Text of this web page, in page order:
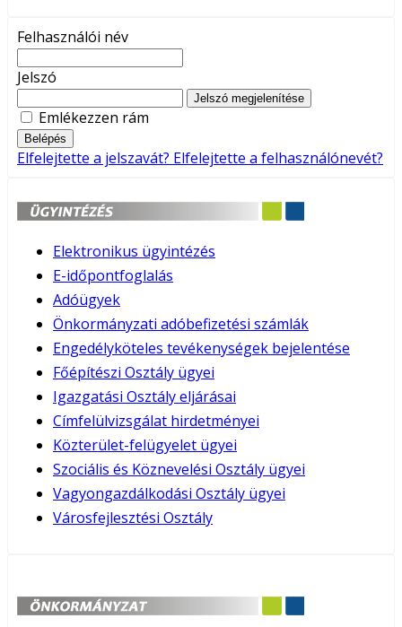
Felhasználói név
Jelszó
Jelszó megjelenítése
Emlékezzen rám
Belépés
Elfelejtette a jelszavát? Elfelejtette a felhasználónevét?
Elektronikus ügyintézés
E-időpontfoglalás
Adóügyek
Önkormányzati adóbefizetési számlák
Engedélyköteles tevékenységek bejelentése
Főépítészi Osztály ügyei
Igazgatási Osztály eljárásai
Címfelülvizsgálat hirdetményei
Közterület-felügyelet ügyei
Szociális és Köznevelési Osztály ügyei
Vagyongazdálkodási Osztály ügyei
Városfejlesztési Osztály